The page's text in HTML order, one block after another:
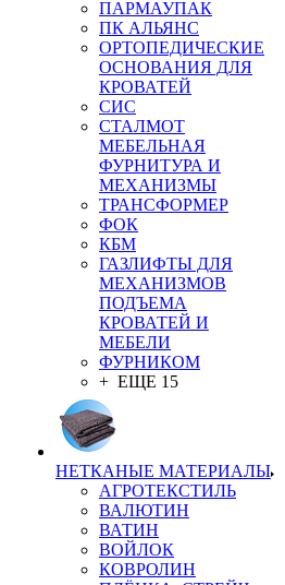
ПАРМАУПАК
ПК АЛЬЯНС
ОРТОПЕДИЧЕСКИЕ
ОСНОВАНИЯ ДЛЯ
КРОВАТЕЙ
СИС
СТАЛМОТ
МЕБЕЛЬНАЯ
ФУРНИТУРА И
МЕХАНИЗМЫ
ТРАНСФОРМЕР
ФОК
КБМ
ГАЗЛИФТЫ ДЛЯ
МЕХАНИЗМОВ
ПОДЪЕМА
КРОВАТЕЙ И
МЕБЕЛИ
ФУРНИКОМ
+ ЕЩЕ 15
НЕТКАНЫЕ МАТЕРИАЛЫ
АГРОТЕКСТИЛЬ
ВАЛЮТИН
ВАТИН
ВОЙЛОК
КОВРОЛИН